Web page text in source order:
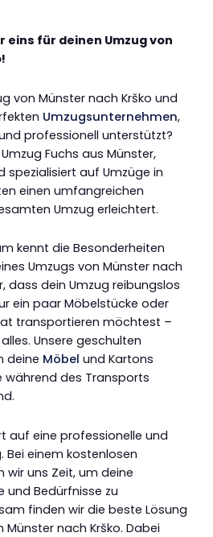
eins für deinen Umzug von
von Münster nach Krško und
Umzugsunternehmen,
professionell unterstützt?
Fuchs aus Münster,
spezialisiert auf Umzüge in
einen umfangreichen
Umzug erleichtert.
kennt die Besonderheiten
Umzugs von Münster nach
dass dein Umzug reibungslos
ein paar Möbelstücke oder
transportieren möchtest –
Unsere geschulten
deine Möbel und Kartons
des Transports
auf eine professionelle und
Bei einem kostenlosen
uns Zeit, um deine
und Bedürfnisse zu
finden wir die beste Lösung
Münster nach Krško. Dabei